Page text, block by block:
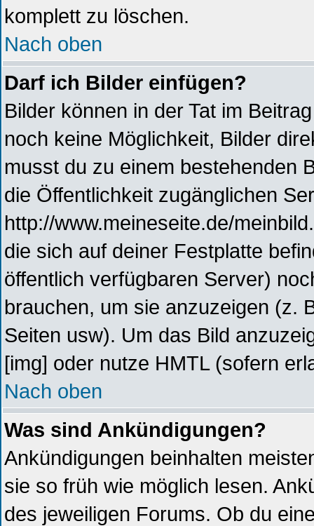
komplett zu löschen.
Nach oben
Darf ich Bilder einfügen?
Bilder können in der Tat im
noch keine Möglichkeit, Bilder
musst du zu einem bestehenden
die Öffentlichkeit zugänglichen
http://www.meineseite.de/
die sich auf deiner Festplatte
öffentlich verfügbaren Server)
brauchen, um sie anzuzeigen (z.
Seiten usw). Um das Bild
[img] oder nutze HMTL (sofern
Nach oben
Was sind Ankündigungen?
Ankündigungen beinhalten
sie so früh wie möglich lesen.
des jeweiligen Forums. Ob du